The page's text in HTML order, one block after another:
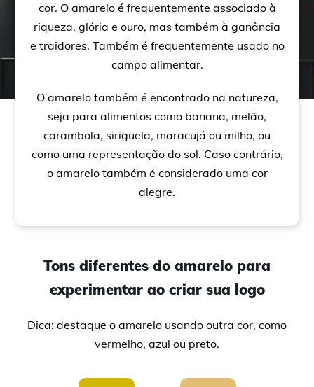
cor. O amarelo é frequentemente associado à
riqueza, glória e ouro, mas também à ganância
e traidores. Também é frequentemente usado no
campo alimentar.
O amarelo também é encontrado na natureza,
seja para alimentos como banana, melão,
carambola, siriguela, maracujá ou milho, ou
como uma representação do sol. Caso contrário,
o amarelo também é considerado uma cor
alegre.
Tons diferentes do amarelo para
experimentar ao criar sua logo
Dica: destaque o amarelo usando outra cor, como
vermelho, azul ou preto.